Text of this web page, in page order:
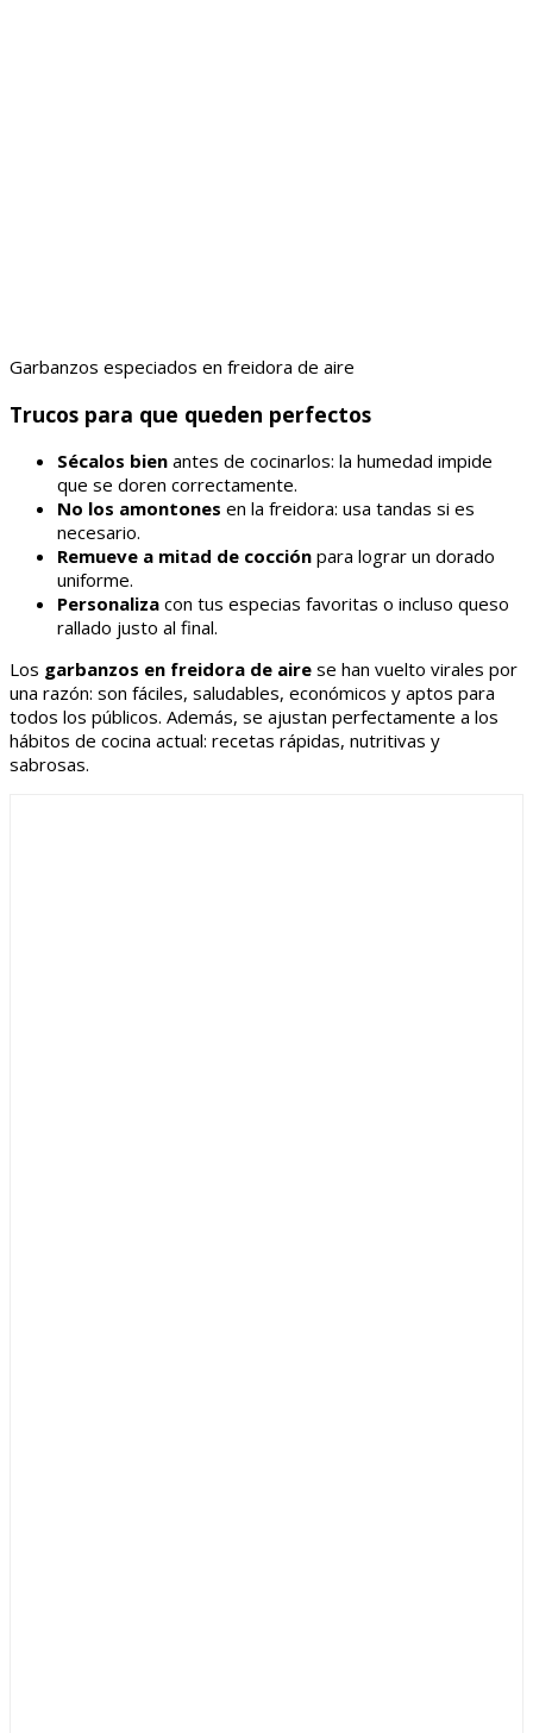
Garbanzos especiados en freidora de aire
Trucos para que queden perfectos
Sécalos bien antes de cocinarlos: la humedad impide
que se doren correctamente.
No los amontones en la freidora: usa tandas si es
necesario.
Remueve a mitad de cocción para lograr un dorado
uniforme.
Personaliza con tus especias favoritas o incluso queso
rallado justo al final.
Los garbanzos en freidora de aire se han vuelto virales por
una razón: son fáciles, saludables, económicos y aptos para
todos los públicos. Además, se ajustan perfectamente a los
hábitos de cocina actual: recetas rápidas, nutritivas y
sabrosas.